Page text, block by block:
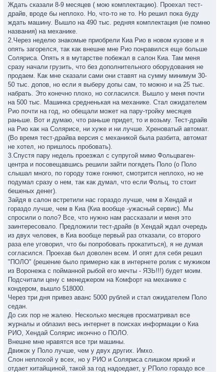
Ждать сказали 8-9 месяцев ( мою комплектацию). Проехал тест-
драйв, вроде бы неплохо. Но, что-то не то. Но решил пока буду
ждать машину. Вышло на 490 тыс. редняя комплектация (не помню
названия) на механике.
2.Через неделю знакомые приобрели Киа Рио в новом кузове и я
опять загорелся, так как внешне мне Рио понравился еще больше
Соляриса. Опять я в мутарстве побежал в салон Киа. Там меня
сразу начали грузить, что без дополнительного оборудования не
продаем. Как мне сказали сами они ставят на сумму минимум 30-
50 тыс. допов, но если я выберу допы сам, то можно и на 25 тыс.
набрать. Это конечно плохо, но согласился. Вышло у меня почти
на 500 тыс. Машинка средненькая на механике. Стал ожидателем
Рио почти на год, но обещали может на пару-тройку месяцев
раньше. Вот и думаю, что раньше придет, то и возьму. Тест-драйв
на Рио как на Солярисе, ни хуже и ни лучше. Хреноватый автомат.
(Во время тест-драйва версия с механикой была разбита, автомат
не хотел, но пришлось пробовать).
3.Спустя пару недель проезжал с супругой мимо Фольцваген-
центра и посовещавшись решили зайти погядеть Поло (о Поло
слышал много, по городу тоже гоняют, смотрится неплохо, но не
подумал сразу о нем, так как думал, что если Фольц, то стоит
бешеных денег).
Зайдя в салон встретили нас гораздо лучше, чем в Хендай и
гораздо лучше, чем в Киа (Киа вообще -ужасный сервис). Мы
спросили о поло? Все, что нужно нам рассказали и меня это
заинтересовало. Предложили тест-драйв (в Хендай ждал очередь
из двух человек, в Киа вообще первый раз отказали, со второго
раза еле уговорил, что бы попробовать прокатиться), я не думая
согласился. Проехав был доволен всем. И опят для себя решил
"ПОЛО" (решение было примерно как в интернете ролик с мужиком
из Воронежа с пойманной рыбой его мечты - ЯЗЬ!!!) будет моим.
Подсчитали цену с менеджером на Комфорт на механике с
кондером, вышло 518000.
Через три дня привез аванс 5000 рублей и стал ожидателем Поло
седан.
До сих пор не жалею. Несколько месяцев просматривал все
журналы и облазил весь интернет в поисках информации о Киа
РИО, Хендай Солярис икончно о ПОЛО.
Внешне мне нравятся все три машины.
Движок у Поло лучше, чем у двух других. Имхо.
Слон неплохой у всех, но у РИО и Соляриса слишком яркий и
отдает китайщиной, такой за год надоедает, у РПоло гораздо все